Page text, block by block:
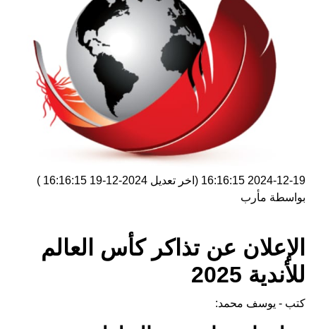
2024-12-19 16:16:15 (اخر تعديل 2024-12-19 16:16:15
)
بواسطة مأرب
الإعلان عن تذاكر كأس العالم
للأندية 2025
كتب - يوسف محمد: